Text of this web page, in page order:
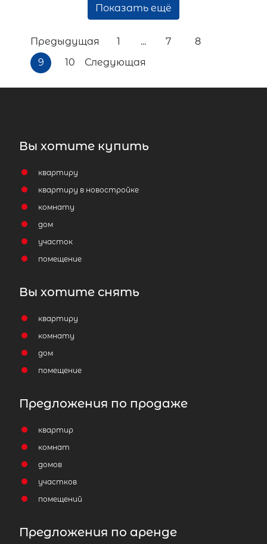
Показать ещё
Предыдущая 1 ... 7
8
9
10 Следующая
Вы хотите купить
квартиру
квартиру в новостройке
комнату
дом
участок
помещение
Вы хотите снять
квартиру
комнату
дом
помещение
Предложения по продаже
квартир
комнат
домов
участков
помещений
Предложения по аренде